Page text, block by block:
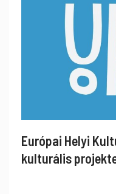
Európai Helyi
kulturális